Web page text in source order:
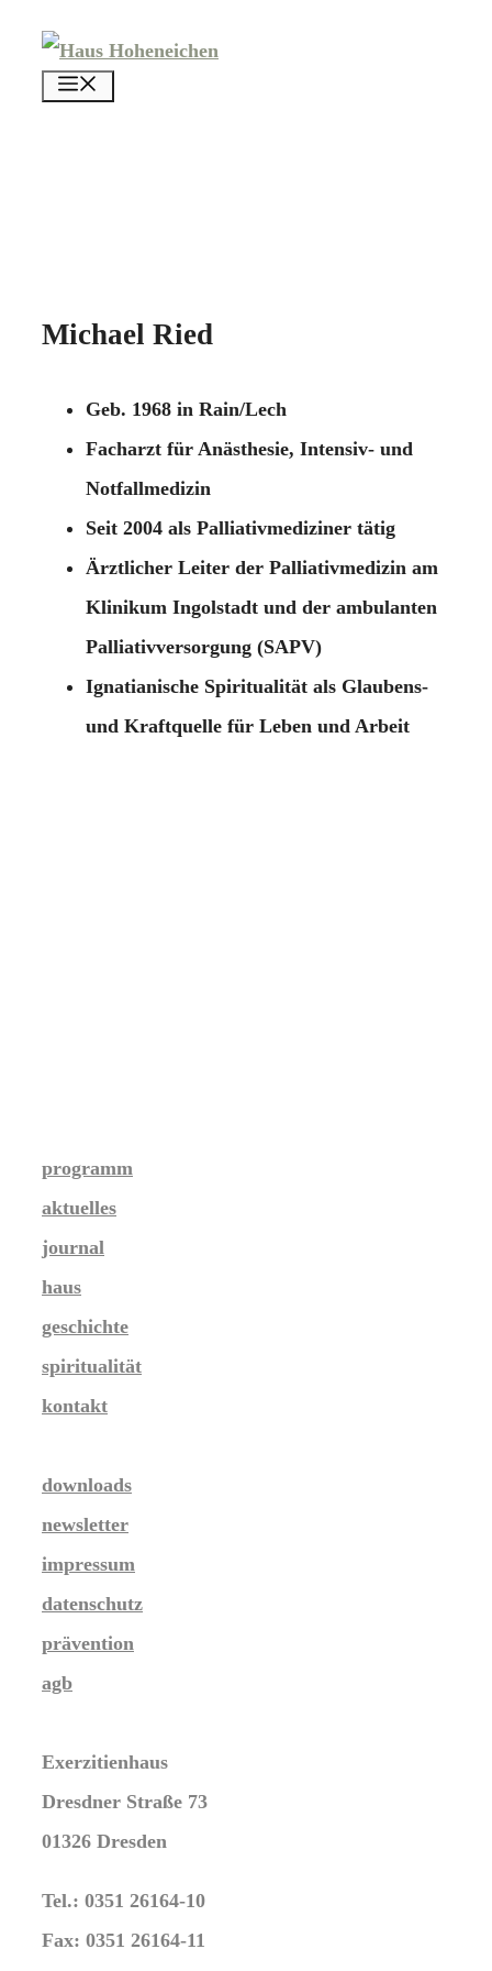
Zum
Inhalt
springen
Michael Ried
Geb. 1968 in Rain/Lech
Facharzt für Anästhesie, Intensiv- und
Notfallmedizin
Seit 2004 als Palliativmediziner tätig
Ärztlicher Leiter der Palliativmedizin am
Klinikum Ingolstadt und der ambulanten
Palliativversorgung (SAPV)
Ignatianische Spiritualität als Glaubens-
und Kraftquelle für Leben und Arbeit
programm
aktuelles
journal
haus
geschichte
spiritualität
kontakt
downloads
newsletter
impressum
datenschutz
prävention
agb
Exerzitienhaus
Dresdner Straße 73
01326 Dresden
Tel.: 0351 26164-10
Fax: 0351 26164-11